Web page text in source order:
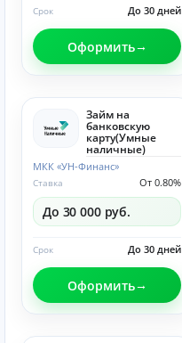
До 30 дней
Срок
Оформить
Займ на
банковскую
карту(Умные
наличные)
МКК «УН-Финанс»
От 0.80%
Ставка
До 30 000 руб.
До 30 дней
Срок
Оформить